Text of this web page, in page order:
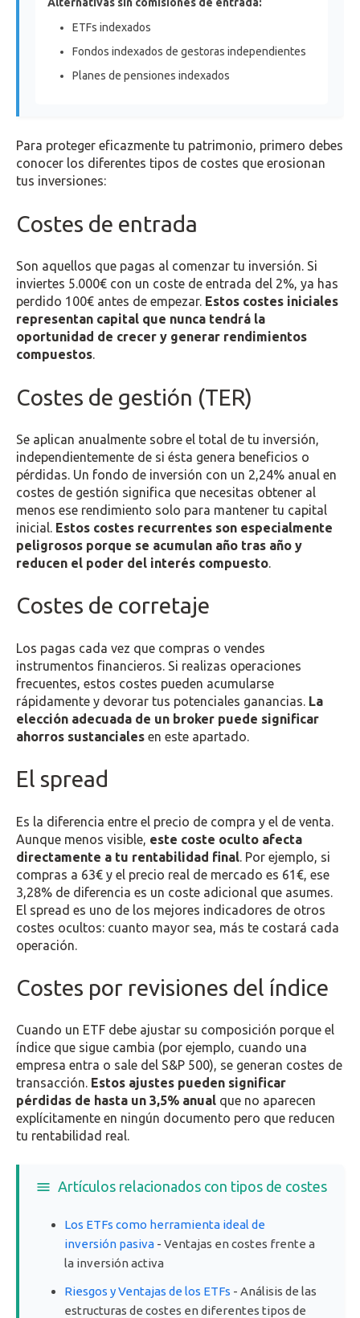
ETFs indexados
Fondos indexados de gestoras independientes
Planes de pensiones indexados
Para proteger eficazmente tu patrimonio, primero debes
conocer los diferentes tipos de costes que erosionan
tus inversiones:
Costes de entrada
Son aquellos que pagas al comenzar tu inversión. Si
inviertes 5.000€ con un coste de entrada del 2%, ya has
perdido 100€ antes de empezar. Estos costes iniciales
representan capital que nunca tendrá la
oportunidad de crecer y generar rendimientos
compuestos.
Costes de gestión (TER)
Se aplican anualmente sobre el total de tu inversión,
independientemente de si ésta genera beneficios o
pérdidas. Un fondo de inversión con un 2,24% anual en
costes de gestión significa que necesitas obtener al
menos ese rendimiento solo para mantener tu capital
inicial. Estos costes recurrentes son especialmente
peligrosos porque se acumulan año tras año y
reducen el poder del interés compuesto.
Costes de corretaje
Los pagas cada vez que compras o vendes
instrumentos financieros. Si realizas operaciones
frecuentes, estos costes pueden acumularse
rápidamente y devorar tus potenciales ganancias. La
elección adecuada de un broker puede significar
ahorros sustanciales en este apartado.
El spread
Es la diferencia entre el precio de compra y el de venta.
Aunque menos visible, este coste oculto afecta
directamente a tu rentabilidad final . Por ejemplo, si
compras a 63€ y el precio real de mercado es 61€, ese
3,28% de diferencia es un coste adicional que asumes.
El spread es uno de los mejores indicadores de otros
costes ocultos: cuanto mayor sea, más te costará cada
operación.
Costes por revisiones del índice
Cuando un ETF debe ajustar su composición porque el
índice que sigue cambia (por ejemplo, cuando una
empresa entra o sale del S&P 500), se generan costes de
transacción. Estos ajustes pueden significar
pérdidas de hasta un 3,5% anual que no aparecen
explícitamente en ningún documento pero que reducen
tu rentabilidad real.
Artículos relacionados con tipos de costes
Los ETFs como herramienta ideal de
inversión pasiva - Ventajas en costes frente a
la inversión activa
Riesgos y Ventajas de los ETFs - Análisis de las
estructuras de costes en diferentes tipos de